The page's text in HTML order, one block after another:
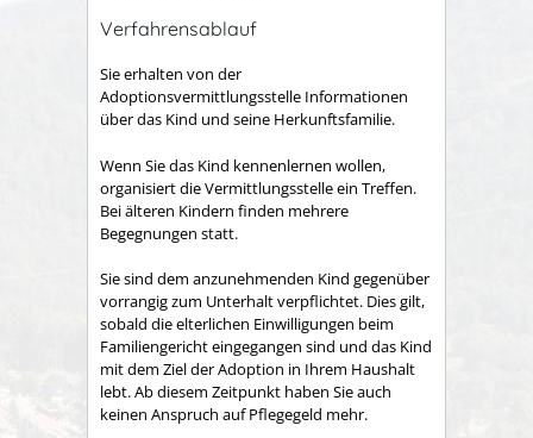
Verfahrensablauf
Sie erhalten von der
Adoptionsvermittlungsstelle Informationen
über das Kind und seine Herkunftsfamilie.
Wenn Sie das Kind kennenlernen wollen,
organisiert die Vermittlungsstelle ein Treffen.
Bei älteren Kindern finden mehrere
Begegnungen statt.
Sie sind dem anzunehmenden Kind gegenüber
vorrangig zum Unterhalt verpflichtet. Dies gilt,
sobald die elterlichen Einwilligungen beim
Familiengericht eingegangen sind und das Kind
mit dem Ziel der Adoption in Ihrem Haushalt
lebt. Ab diesem Zeitpunkt haben Sie auch
keinen Anspruch auf Pflegegeld mehr.